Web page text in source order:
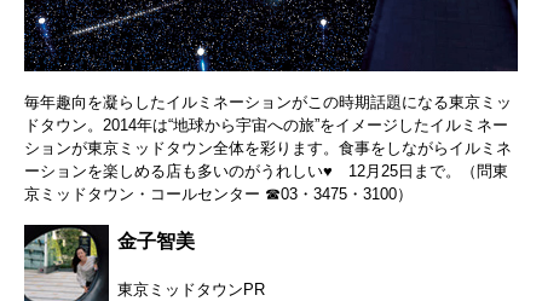
毎年趣向を凝らしたイルミネーションがこの時期話題になる東京ミッ
ドタウン。2014年は“地球から宇宙への旅”をイメージしたイルミネー
ションが東京ミッドタウン全体を彩ります。食事をしながらイルミネ
ーションを楽しめる店も多いのがうれしい♥ 12月25日まで。（問東
京ミッドタウン・コールセンター ☎03・3475・3100）
金子智美
東京ミッドタウンPR